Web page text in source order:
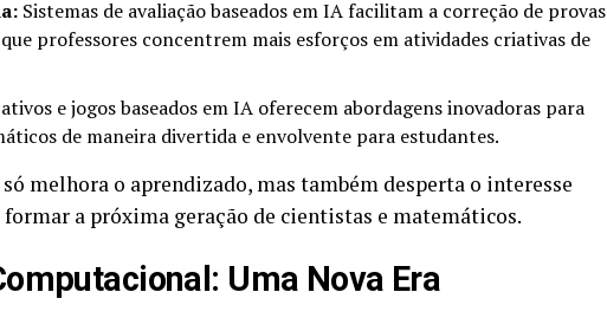
Sistemas de avaliação baseados em IA facilitam a correção de provas
professores concentrem mais esforços em atividades criativas de
e jogos baseados em IA oferecem abordagens inovadoras para
de maneira divertida e envolvente para estudantes.
só melhora o aprendizado, mas também desperta o interesse
a próxima geração de cientistas e matemáticos.
Uma Nova Era